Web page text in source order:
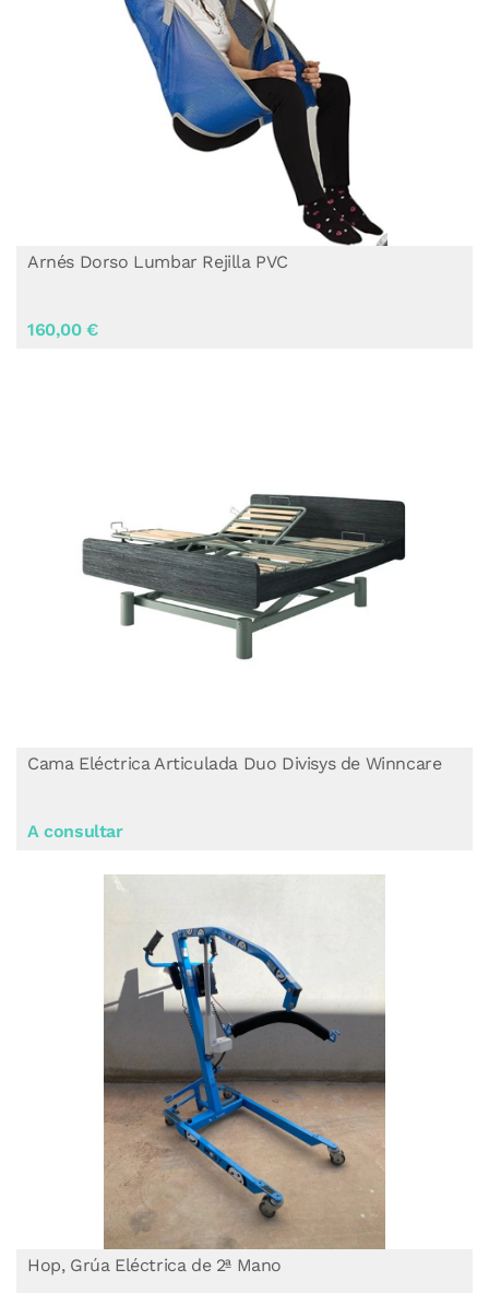
Hop, Grúa Eléctrica de 2ª Mano
Cama Eléctrica Articulada Duo Divisys de Winncare
A consultar
Arnés Dorso Lumbar Rejilla PVC
160,00 €